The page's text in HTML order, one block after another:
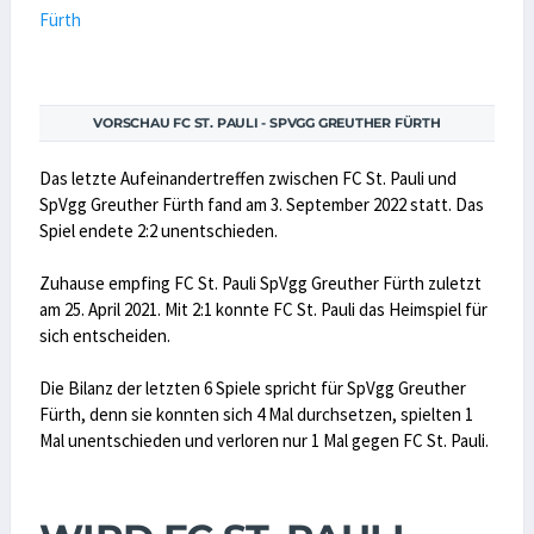
VORSCHAU FC ST. PAULI - SPVGG GREUTHER FÜRTH
Das letzte Aufeinandertreffen zwischen FC St. Pauli und
SpVgg Greuther Fürth fand am 3. September 2022 statt. Das
Spiel endete 2:2 unentschieden.
Zuhause empfing FC St. Pauli SpVgg Greuther Fürth zuletzt
am 25. April 2021. Mit 2:1 konnte FC St. Pauli das Heimspiel für
sich entscheiden.
Die Bilanz der letzten 6 Spiele spricht für SpVgg Greuther
Fürth, denn sie konnten sich 4 Mal durchsetzen, spielten 1
Mal unentschieden und verloren nur 1 Mal gegen FC St. Pauli.